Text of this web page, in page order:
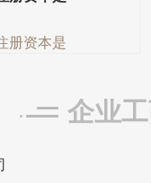
册资本是
企业